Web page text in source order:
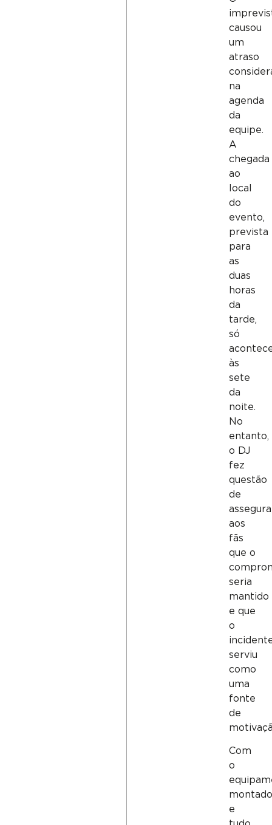
causou
um
atraso
na
agenda
da
equipe.
A
chegada
ao
local
do
evento,
prevista
para
as
duas
horas
da
tarde,
só
às
sete
da
noite.
No
entanto,
o DJ
fez
questão
de
aos
fãs
que o
seria
mantido
e que
o
serviu
como
uma
fonte
de
Com
o
montado
e